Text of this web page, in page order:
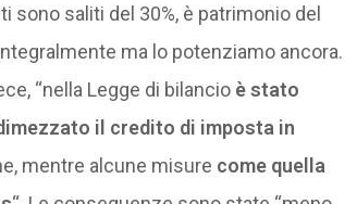
sono saliti del 30%, è patrimonio del
ma lo potenziamo ancora.
“nella Legge di bilancio è stato
il credito di imposta in
mentre alcune misure come quella